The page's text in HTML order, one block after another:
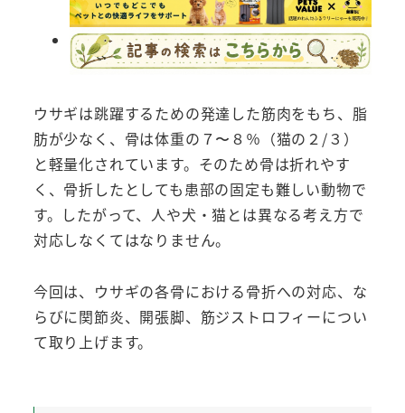
ウサギは跳躍するための発達した筋肉をもち、脂
肪が少なく、骨は体重の７〜８％（猫の２/３）
と軽量化されています。そのため骨は折れやす
く、骨折したとしても患部の固定も難しい動物で
す。したがって、人や犬・猫とは異なる考え方で
対応しなくてはなりません。
今回は、ウサギの各骨における骨折への対応、な
らびに関節炎、開張脚、筋ジストロフィーについ
て取り上げます。